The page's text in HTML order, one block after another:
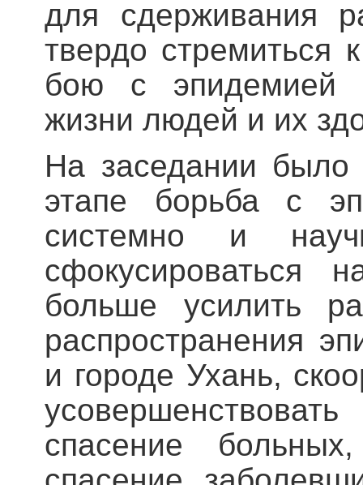
для сдерживания
твердо стремиться
бою с эпидемией
жизни людей и их
На заседании было
этапе борьба с
системно и
сфокусироваться
больше усилить
распространения
и городе Ухань,
спасение